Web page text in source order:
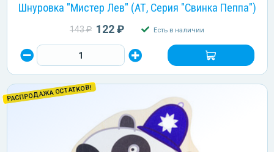
Шнуровка "Мистер Лев" (АТ, Серия "Свинка Пеппа")
143 ₽ 122 ₽ Есть в наличии
РАСПРОДАЖА ОСТАТКОВ!